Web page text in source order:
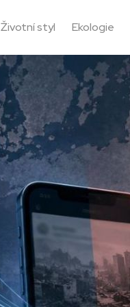
Životní styl Ekologie